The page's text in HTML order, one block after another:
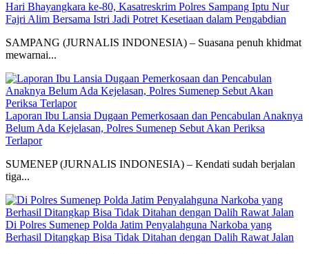
Hari Bhayangkara ke-80, Kasatreskrim Polres Sampang Iptu Nur
Fajri Alim Bersama Istri Jadi Potret Kesetiaan dalam Pengabdian
SAMPANG (JURNALIS INDONESIA) – Suasana penuh khidmat
mewarnai...
Laporan Ibu Lansia Dugaan Pemerkosaan dan Pencabulan Anaknya
Belum Ada Kejelasan, Polres Sumenep Sebut Akan Periksa
Terlapor
SUMENEP (JURNALIS INDONESIA) – Kendati sudah berjalan
tiga...
Di Polres Sumenep Polda Jatim Penyalahguna Narkoba yang
Berhasil Ditangkap Bisa Tidak Ditahan dengan Dalih Rawat Jalan